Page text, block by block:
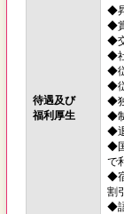
待遇及び
福利厚生
◆
◆
◆
◆
◆
◆
◆
◆
◆
◆
で
◆
割
◆